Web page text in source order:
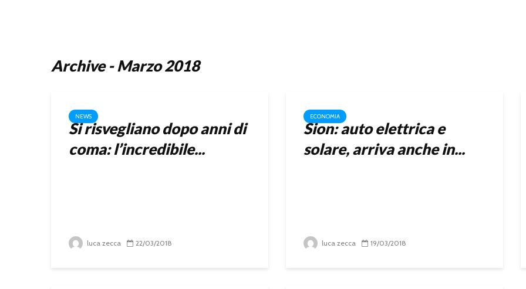
Archive - Marzo 2018
NEWS
Si risvegliano dopo anni di
coma: l’incredibile...
luca zecca 22/03/2018
ECONOMIA
Sion: auto elettrica e
solare, arriva anche in...
luca zecca 19/03/2018